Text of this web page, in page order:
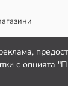
с опцията
поддръжка